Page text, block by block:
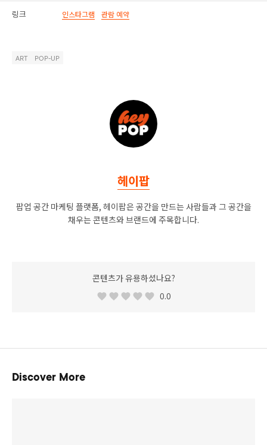
링크 인스타그램 관람 예약
ART POP-UP
헤이팝
팝업 공간 마케팅 플랫폼, 헤이팝은 공간을 만드는 사람들과 그 공간을
채우는 콘텐츠와 브랜드에 주목합니다.
콘텐츠가 유용하셨나요?
0.0
Discover More